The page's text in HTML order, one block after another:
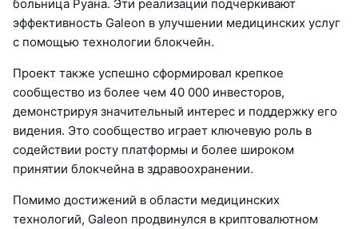
больница Руана. Эти реализации подчеркивают
эффективность Galeon в улучшении медицинских услуг
с помощью технологии блокчейн.
Проект также успешно сформировал крепкое
сообщество из более чем 40 000 инвесторов,
демонстрируя значительный интерес и поддержку его
видения. Это сообщество играет ключевую роль в
содействии росту платформы и более широком
принятии блокчейна в здравоохранении.
Помимо достижений в области медицинских
технологий, Galeon продвинулся в криптовалютном